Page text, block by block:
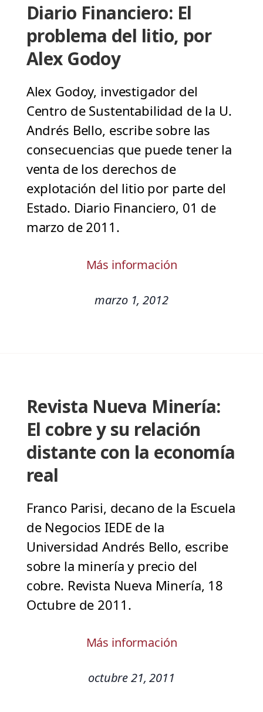
Diario Financiero: El
problema del litio, por
Alex Godoy
Alex Godoy, investigador del
Centro de Sustentabilidad de la U.
Andrés Bello, escribe sobre las
consecuencias que puede tener la
venta de los derechos de
explotación del litio por parte del
Estado. Diario Financiero, 01 de
marzo de 2011.
Más información
marzo 1, 2012
Revista Nueva Minería:
El cobre y su relación
distante con la economía
real
Franco Parisi, decano de la Escuela
de Negocios IEDE de la
Universidad Andrés Bello, escribe
sobre la minería y precio del
cobre. Revista Nueva Minería, 18
Octubre de 2011.
Más información
octubre 21, 2011